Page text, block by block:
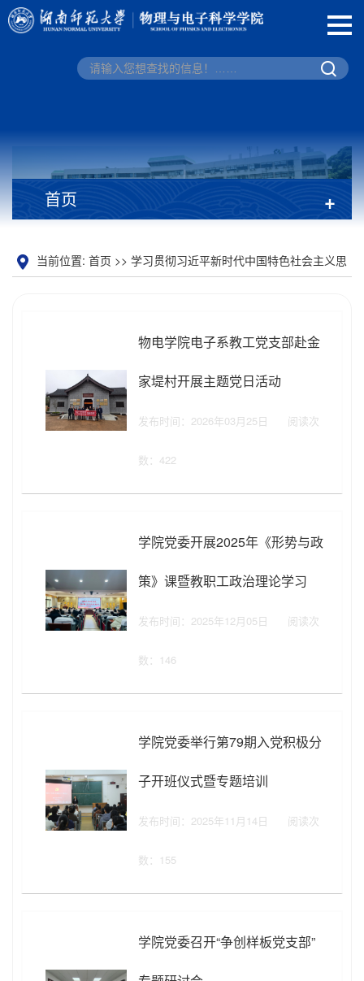
首页 +
当前位置: 首页 >> 学习贯彻习近平新时代中国特色社会主义思
物电学院电子系教工党支部赴金
家堤村开展主题党日活动
发布时间：2026年03月25日 阅读次
数： 422
学院党委开展2025年《形势与政
策》课暨教职工政治理论学习
发布时间：2025年12月05日 阅读次
数： 146
学院党委举行第79期入党积极分
子开班仪式暨专题培训
发布时间：2025年11月14日 阅读次
数： 155
学院党委召开“争创样板党支部”